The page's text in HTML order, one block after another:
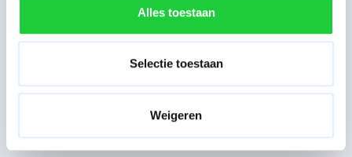
Alles toestaan
Selectie toestaan
Weigeren
Artikelcode: AX20130
ALX voorloopleuning basic 250
Artikelcode: AX30020
Artikelcode: AX40030